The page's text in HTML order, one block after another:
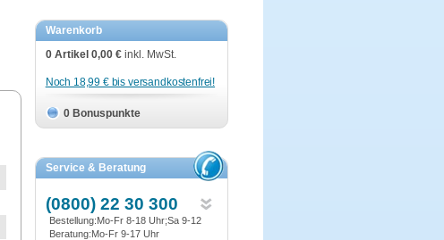
Warenkorb
0 Artikel 0,00 € inkl. MwSt.
Noch 18,99 € bis versandkostenfrei!
0 Bonuspunkte
Service & Beratung
(0800) 22 30 300
Bestellung:Mo-Fr 8-18 Uhr;Sa 9-12
Beratung:Mo-Fr 9-17 Uhr